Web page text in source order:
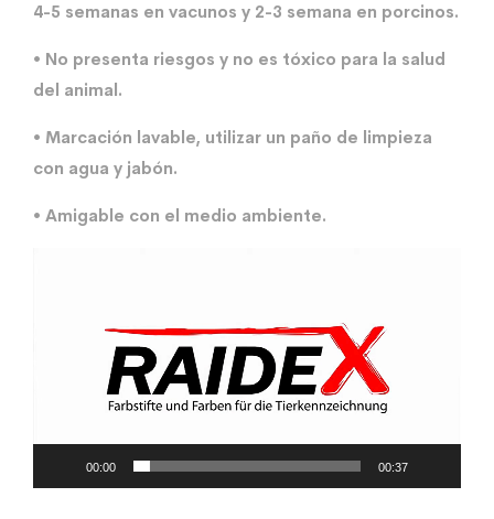
4-5 semanas en vacunos y 2-3 semana en porcinos.
• No presenta riesgos y no es tóxico para la salud
del animal.
• Marcación lavable, utilizar un paño de limpieza
con agua y jabón.
• Amigable con el medio ambiente.
00:00 00:37